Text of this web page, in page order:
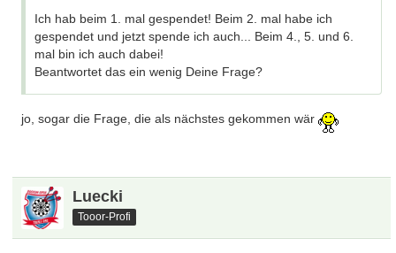
Ich hab beim 1. mal gespendet! Beim 2. mal habe ich
gespendet und jetzt spende ich auch... Beim 4., 5. und 6.
mal bin ich auch dabei!
Beantwortet das ein wenig Deine Frage?
jo, sogar die Frage, die als nächstes gekommen wär
Luecki
Tooor-Profi